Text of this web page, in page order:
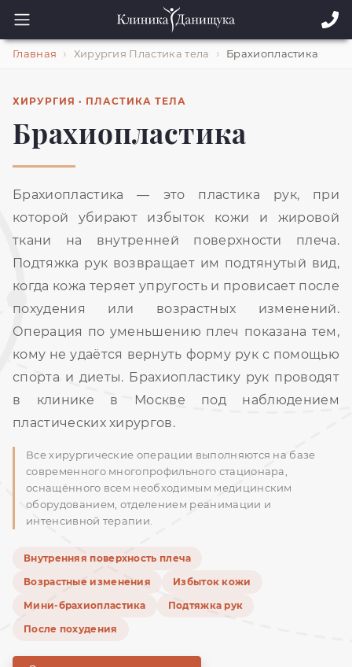
Главная Хирургия Пластика тела Брахиопластика
ХИРУРГИЯ · ПЛАСТИКА ТЕЛА
Брахиопластика
Брахиопластика — это пластика рук, при
которой убирают избыток кожи и жировой
ткани на внутренней поверхности плеча.
Подтяжка рук возвращает им подтянутый вид,
когда кожа теряет упругость и провисает после
похудения или возрастных изменений.
Операция по уменьшению плеч показана тем,
кому не удаётся вернуть форму рук с помощью
спорта и диеты. Брахиопластику рук проводят
в клинике в Москве под наблюдением
пластических хирургов.
Все хирургические операции выполняются на базе
современного многопрофильного стационара,
оснащённого всем необходимым медицинским
оборудованием, отделением реанимации и
интенсивной терапии.
Внутренняя поверхность плеча
Возрастные изменения
Избыток кожи
Мини-брахиопластика
Подтяжка рук
После похудения